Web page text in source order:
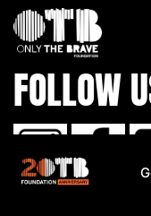
FOLLOW